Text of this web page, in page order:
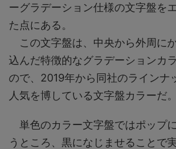
ーグラデーション仕様の文字盤を
た点にある。
この文字盤は、中央から外周に
込んだ特徴的なグラデーションカ
ので、2019年から同社のラインナ
人気を博している文字盤カラーだ。
単色のカラー文字盤ではポップ
うところ、黒になじませることで